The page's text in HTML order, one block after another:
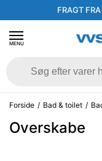
FRAGT
MENU
Forside / Bad & toilet /
Overskabe